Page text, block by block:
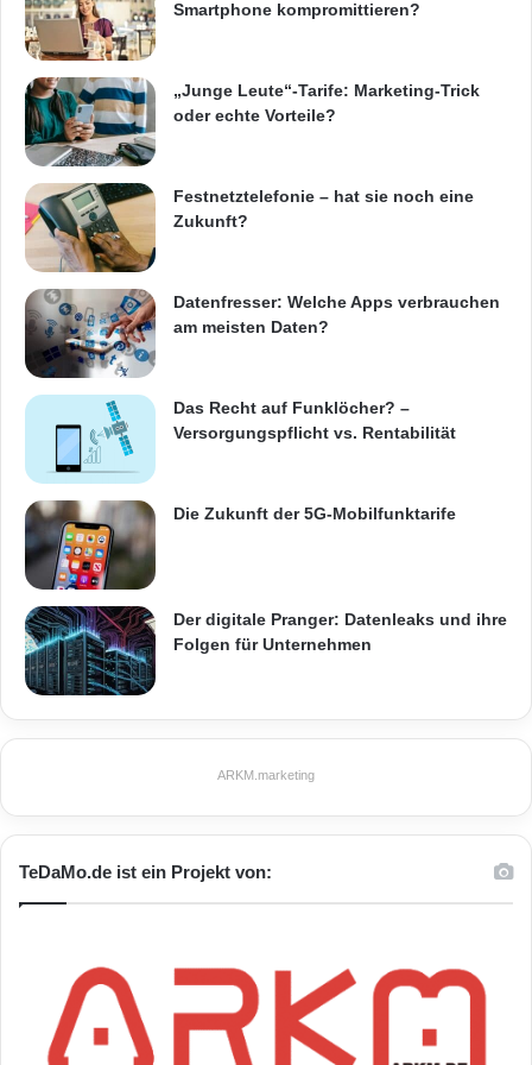
über die Lagerverwaltung, Inventur und das
Bestellwesen bis hin zu Kundenbindungs- und
Marketing-Maßnahmen sowie schließlich
Online-Shop-Lösungen. Die tiefgreifende
Integration der Webshop-Lösung in die
Kernfunktionen der
Kassa-/Warenwirtschaftssoftware ist dabei der
besondere Vorteil.
Bild-/Textquelle: offenes-presseportal.de
ETRON Hybridhandel IT
Kassasystem
Smartphone kompromittieren?
„Junge Leute“-Tarife: Marketing-Trick
oder echte Vorteile?
Festnetztelefonie – hat sie noch eine
Zukunft?
Datenfresser: Welche Apps verbrauchen
am meisten Daten?
Das Recht auf Funklöcher? –
Versorgungspflicht vs. Rentabilität
Die Zukunft der 5G-Mobilfunktarife
Der digitale Pranger: Datenleaks und ihre
Folgen für Unternehmen
ARKM.marketing
TeDaMo.de ist ein Projekt von: